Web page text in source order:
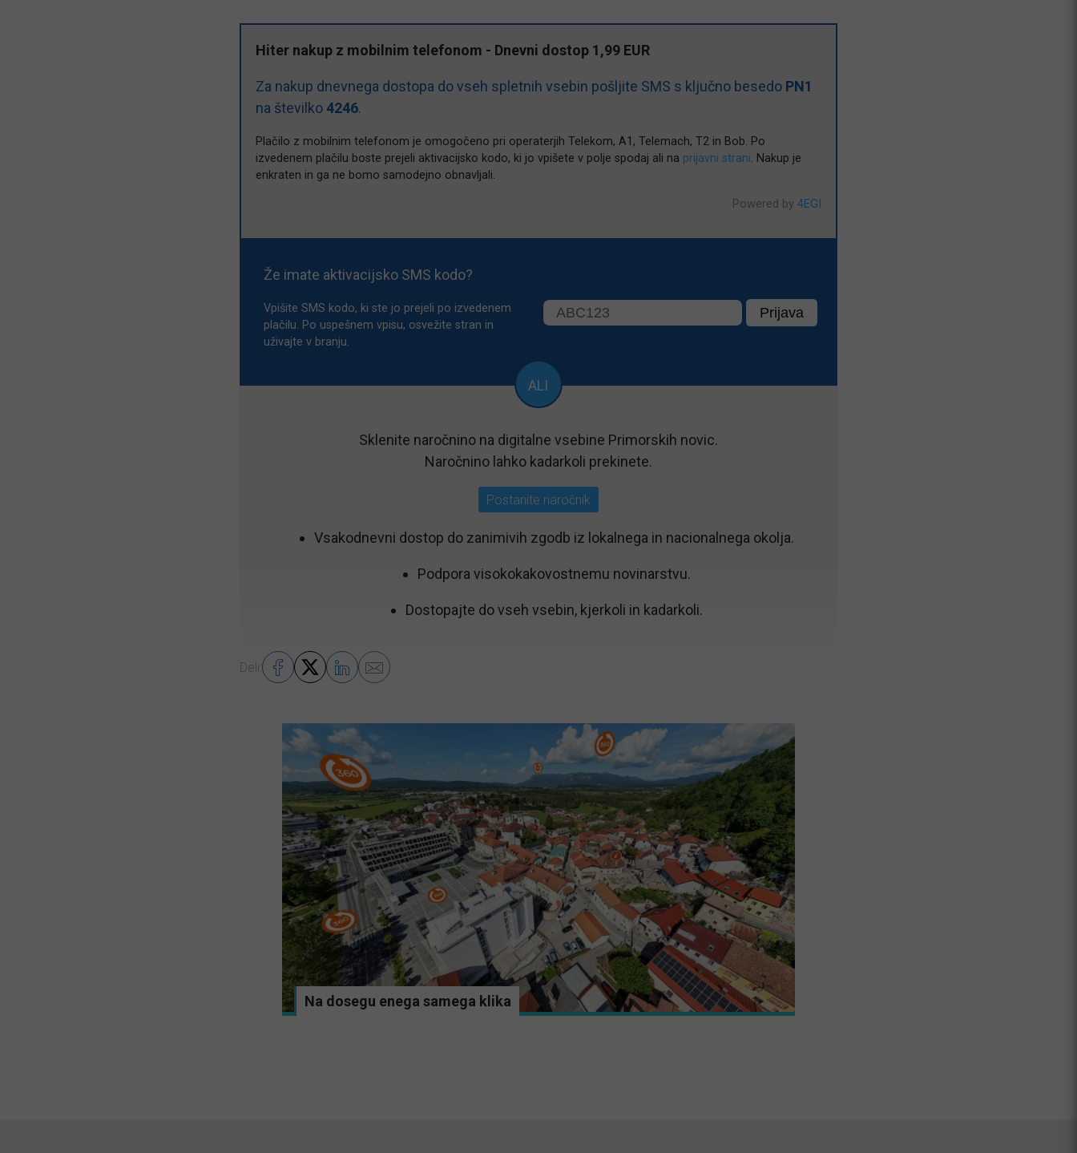
Hiter nakup z mobilnim telefonom - Dnevni dostop 1,99 EUR
Za nakup dnevnega dostopa do vseh spletnih vsebin pošljite SMS s ključno besedo PN1
na številko 4246.
Plačilo z mobilnim telefonom je omogočeno pri operaterjih Telekom, A1, Telemach, T2 in Bob. Po
izvedenem plačilu boste prejeli aktivacijsko kodo, ki jo vpišete v polje spodaj ali na prijavni strani. Nakup je
enkraten in ga ne bomo samodejno obnavljali.
Powered by4EGI
Že imate aktivacijsko SMS kodo?
Vpišite SMS kodo, ki ste jo prejeli po izvedenem
plačilu. Po uspešnem vpisu, osvežite stran in
uživajte v branju.
ALI
Sklenite naročnino na digitalne vsebine Primorskih novic.
Naročnino lahko kadarkoli prekinete.
Postanite naročnik
Vsakodnevni dostop do zanimivih zgodb iz lokalnega in nacionalnega okolja.
Podpora visokokakovostnemu novinarstvu.
Dostopajte do vseh vsebin, kjerkoli in kadarkoli.
Deli:
Na dosegu enega samega klika